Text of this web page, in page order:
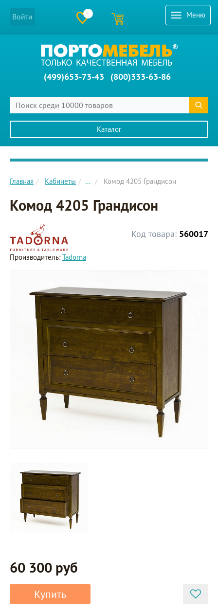
Меню
Войти
(499)653-73-43 (800)333-63-86
Каталог
Главное меню сайта
Главная Кабинеты ... Комод 4205 Грандисон
Комод 4205 Грандисон
Код товара: 560017
Производитель: Tadorna
60 300 руб
Купить